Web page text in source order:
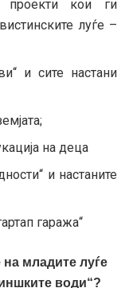
проекти кои ги
луѓе –
и сите настани
на деца
и настаните
гаража“
младите луѓе
води“?